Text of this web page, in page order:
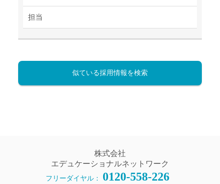
担当
似ている採用情報を検索
株式会社
エデュケーショナルネットワーク
フリーダイヤル： 0120-558-226